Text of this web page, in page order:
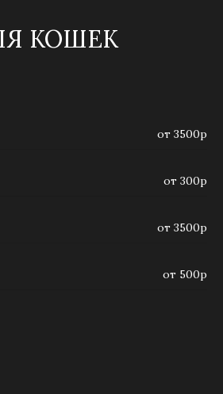
КОШЕК
от 3500р
от 300р
от 3500р
от 500р